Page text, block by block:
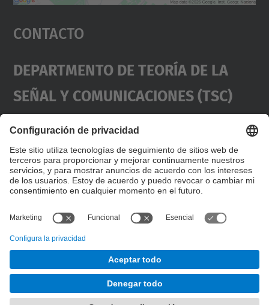
Aceptar
powered by
Contacto
Departmento De Teoría De La
Señal Y Comunicaciones (TSC)
Contactousd.utgcnticupc.edu
Dirección
UPC Campus Nord, C/Jordi Girona 1-3,
Edificios D3-D4-D5, 08034 Barcelona
(SPAIN)
Teléfono +34 934017486
Desarrollado con